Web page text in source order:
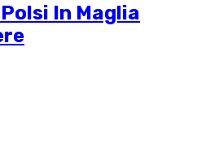
In Maglia